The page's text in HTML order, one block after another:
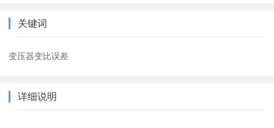
关键词
变压器变比误差
详细说明